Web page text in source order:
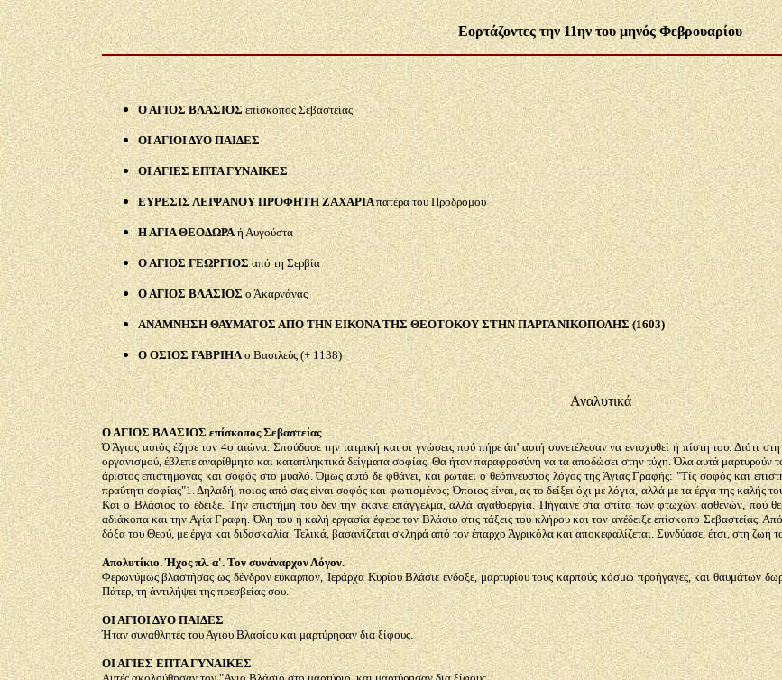
Εορτάζοντες την 11ην του μηνός Φεβρουαρίου
Ο ΑΓΙΟΣ ΒΛΑΣΙΟΣ επίσκοπος Σεβαστείας
ΟΙ ΑΓΙΟΙ ΔΥΟ ΠΑΙΔΕΣ
ΟΙ ΑΓΙΕΣ ΕΠΤΑ ΓΥΝΑΙΚΕΣ
ΕΥΡΕΣΙΣ ΛΕΙΨΑΝΟΥ ΠΡΟΦΗΤΗ ΖΑΧΑΡΙΑπατέρα του Προδρόμου
Η ΑΓΙΑ ΘΕΟΔΩΡΑή Αυγούστα
Ο ΑΓΙΟΣ ΓΕΩΡΓΙΟΣαπό τη Σερβία
Ο ΑΓΙΟΣ ΒΛΑΣΙΟΣο Άκαρνάνας
ΑΝΑΜΝΗΣΗ ΘΑΥΜΑΤΟΣ ΑΠΟ ΤΗΝ ΕΙΚΟΝΑ ΤΗΣ ΘΕΟΤΟΚΟΥ ΣΤΗΝ ΠΑΡΓΑ ΝΙΚΟΠΟΛΗΣ (1603)
Ο ΟΣΙΟΣ ΓΑΒΡΙΗΛο Βασιλεύς (+ 1138)
Αναλυτικά
Ο ΑΓΙΟΣ ΒΛΑΣΙΟΣ επίσκοπος Σεβαστείας
Ό Άγιος αυτός έζησε τον 4ο αιώνα. Σπούδασε την ιατρική και οι γνώσεις πού πήρε άπ' αυτή συνετέλεσαν να ενισχυθεί ή πίστη του. Διότι
οργανισμού, έβλεπε αναρίθμητα και καταπληκτικά δείγματα σοφίας. Θα ήταν παραφροσύνη να τα αποδώσει στην τύχη. Όλα αυτά
άριστος επιστήμονας και σοφός στο μυαλό. Όμως αυτό δε φθάνει, και ρωτάει ο θεόπνευστος λόγος της Άγιας Γραφής: "Τίς σοφός και
πραΰτητι σοφίας"1. Δηλαδή, ποιος από σας είναι σοφός και φωτισμένος; Όποιος είναι, ας το δείξει όχι με λόγια, αλλά με τα έργα της καλής
Και ο Βλάσιος το έδειξε. Την επιστήμη του δεν την έκανε επάγγελμα, αλλά αγαθοεργία. Πήγαινε στα σπίτα των φτωχών ασθενών, πού
αδιάκοπα και την Αγία Γραφή. Όλη του ή καλή εργασία έφερε τον Βλάσιο στις τάξεις του κλήρου και τον ανέδειξε επίσκοπο Σεβαστείας.
δόξα του Θεού, με έργα και διδασκαλία. Τελικά, βασανίζεται σκληρά από τον έπαρχο Άγρικόλα και αποκεφαλίζεται. Συνδύασε, έτσι, στη
Απολυτίκιο. Ήχος πλ. α'. Τον συνάναρχον Λόγον.
Φερωνύμως βλαστήσας ως δένδρον εϋκαρπον, Ίεράρχα Κυρίου Βλάσιε ένδοξε, μαρτυρίου τους καρπούς κόσμω προήγαγες, και θαυμάτων
Πάτερ, τη άντιλήψει της πρεσβείας σου.
ΟΙ ΑΓΙΟΙ ΔΥΟ ΠΑΙΔΕΣ
Ήταν συναθλητές του Άγιου Βλασίου και μαρτύρησαν δια ξίφους.
ΟΙ ΑΓΙΕΣ ΕΠΤΑ ΓΥΝΑΙΚΕΣ